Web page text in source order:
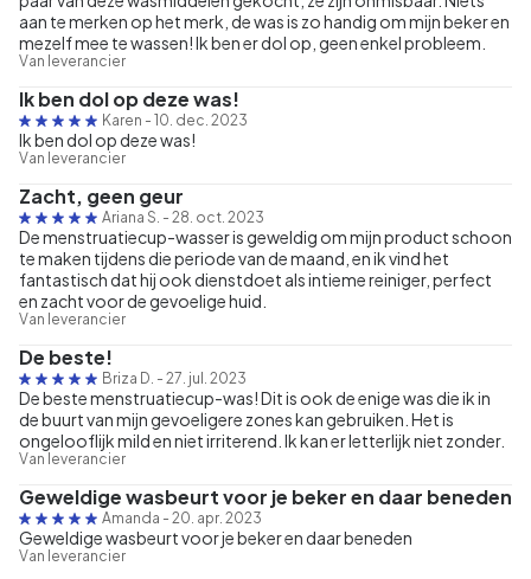
aan te merken op het merk, de was is zo handig om mijn beker en
mezelf mee te wassen! Ik ben er dol op, geen enkel probleem.
Van leverancier
Ik ben dol op deze was!
Karen - 10. dec. 2023
Ik ben dol op deze was!
Van leverancier
Zacht, geen geur
Ariana S. - 28. oct. 2023
De menstruatiecup-wasser is geweldig om mijn product schoon
te maken tijdens die periode van de maand, en ik vind het
fantastisch dat hij ook dienstdoet als intieme reiniger, perfect
en zacht voor de gevoelige huid.
Van leverancier
De beste!
Briza D. - 27. jul. 2023
De beste menstruatiecup-was! Dit is ook de enige was die ik in
de buurt van mijn gevoeligere zones kan gebruiken. Het is
ongelooflijk mild en niet irriterend. Ik kan er letterlijk niet zonder.
Van leverancier
Geweldige wasbeurt voor je beker en daar beneden
Amanda - 20. apr. 2023
Geweldige wasbeurt voor je beker en daar beneden
Van leverancier